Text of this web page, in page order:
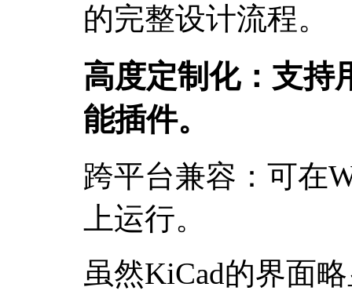
的完整设计流程。
高度定制化：支持
能插件。
跨平台兼容：可在
上运行。
虽然KiCad的界面